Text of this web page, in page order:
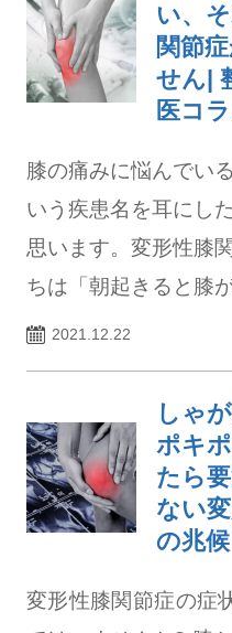
い、
関節
せん|
医コ
膝の痛みに悩んでい
いう疾患名を耳にし
思います。変形性膝
ちは「朝起きると膝
2021.12.22
しゃ
ポキ
たら
ない
の兆候
変形性膝関節症の症